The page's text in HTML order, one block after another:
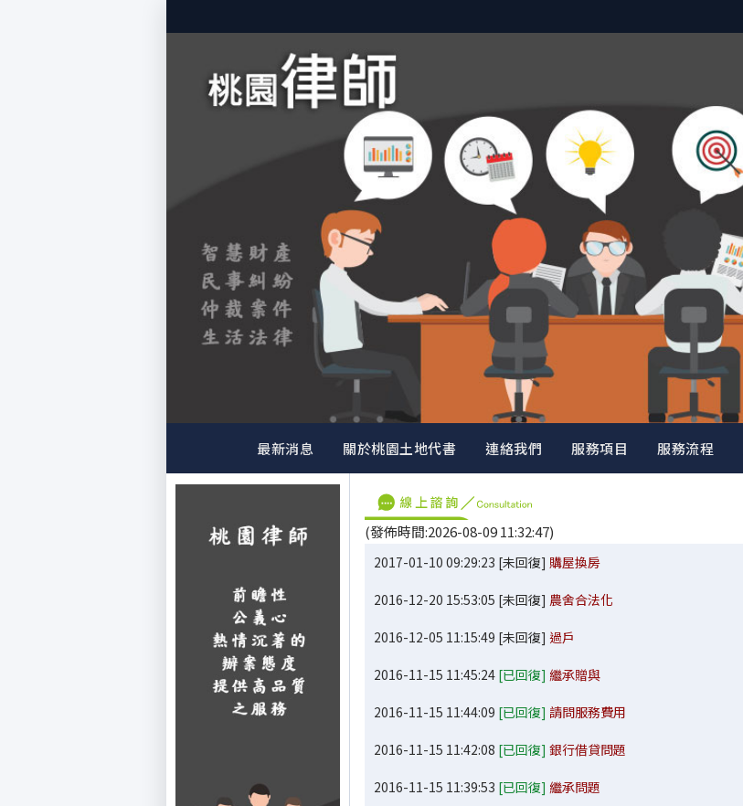
最新消息 關於桃園土地代書 連絡我們 服務項目 服務流程
(發佈時間:2026-08-09 11:32:47)
2017-01-10 09:29:23 [未回復] 購屋換房
2016-12-20 15:53:05 [未回復] 農舍合法化
2016-12-05 11:15:49 [未回復] 過戶
2016-11-15 11:45:24 [已回復] 繼承贈與
2016-11-15 11:44:09 [已回復] 請問服務費用
2016-11-15 11:42:08 [已回復] 銀行借貸問題
2016-11-15 11:39:53 [已回復] 繼承問題